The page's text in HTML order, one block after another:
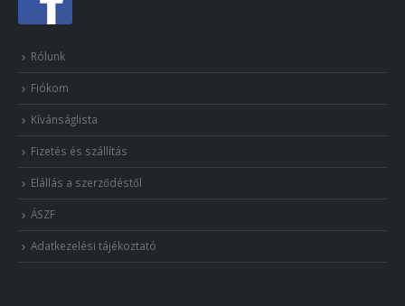
Rólunk
Fiókom
Kívánságlista
Fizetés és szállítás
Elállás a szerződéstől
ÁSZF
Adatkezelési tájékoztató